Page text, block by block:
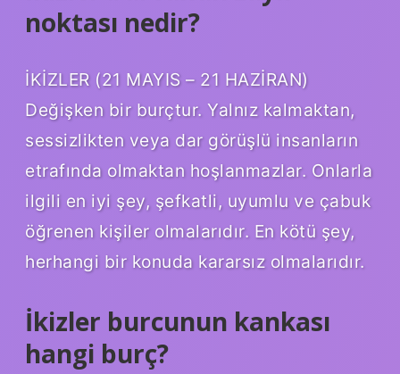
noktası nedir?
İKİZLER (21 MAYIS – 21 HAZİRAN)
Değişken bir burçtur. Yalnız kalmaktan,
sessizlikten veya dar görüşlü insanların
etrafında olmaktan hoşlanmazlar. Onlarla
ilgili en iyi şey, şefkatli, uyumlu ve çabuk
öğrenen kişiler olmalarıdır. En kötü şey,
herhangi bir konuda kararsız olmalarıdır.
İkizler burcunun kankası
hangi burç?